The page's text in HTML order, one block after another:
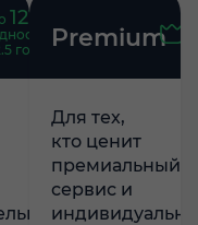
121
года
Premium
Для тех,
кто ценит
премиальный
сервис и